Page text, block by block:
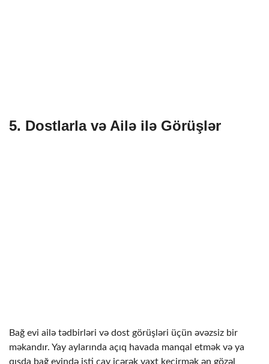
5. Dostlarla və Ailə ilə Görüşlər
Bağ evi ailə tədbirləri və dost görüşləri üçün əvəzsiz bir
məkandır. Yay aylarında açıq havada manqal etmək və ya
qışda bağ evində isti çay içərək vaxt keçirmək ən gözəl